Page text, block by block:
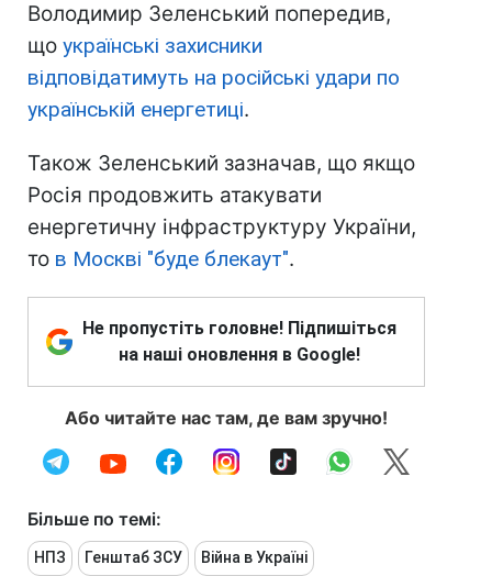
Володимир Зеленський попередив,
що українські захисники
відповідатимуть на російські удари по
українській енергетиці.
Також Зеленський зазначав, що якщо
Росія продовжить атакувати
енергетичну інфраструктуру України,
то в Москві "буде блекаут".
Не пропустіть головне! Підпишіться
на наші оновлення в Google!
Або читайте нас там, де вам зручно!
Більше по темі:
НПЗ Генштаб ЗСУ Війна в Україні